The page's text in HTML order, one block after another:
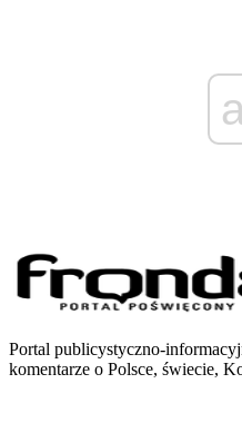
Portal publicystyczno-
komentarze o Polsce, świecie,